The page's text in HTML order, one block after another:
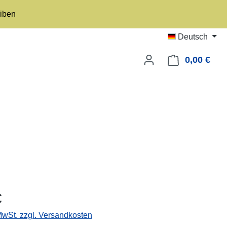
Deutsch
0,00 €
zzgl. Versandkosten